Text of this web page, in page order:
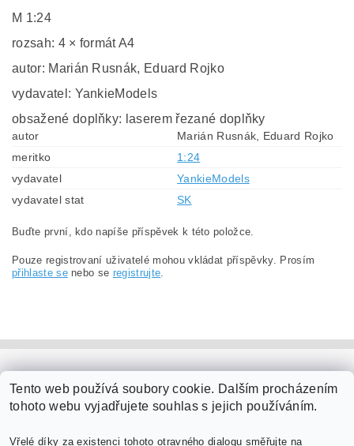
M 1:24
rozsah: 4 × formát A4
autor: Marián Rusnák, Eduard Rojko
vydavatel: YankieModels
obsažené doplňky: laserem řezané doplňky
autor
Marián Rusnák, Eduard Rojko
meritko
1:24
vydavatel
YankieModels
vydavatel stat
SK
Buďte první, kdo napíše příspěvek k této položce.
Pouze registrovaní uživatelé mohou vkládat příspěvky. Prosím
přihlaste senebo se registrujte.
Tento web používá soubory cookie. Dalším procházením
tohoto webu vyjadřujete souhlas s jejich používáním.
Vřelé díky za existenci tohoto otravného dialogu směřujte na